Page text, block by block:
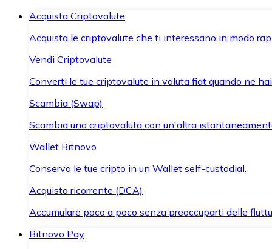
Acquista Criptovalute
Acquista le criptovalute che ti interessano in modo
Vendi Criptovalute
Converti le tue criptovalute in valuta fiat quando ne
Scambia (Swap)
Scambia una criptovaluta con un'altra
Wallet Bitnovo
Conserva le tue cripto in un Wallet self-custodial.
Acquisto ricorrente (DCA)
Accumulare poco a poco senza preoccuparti delle
Bitnovo Pay